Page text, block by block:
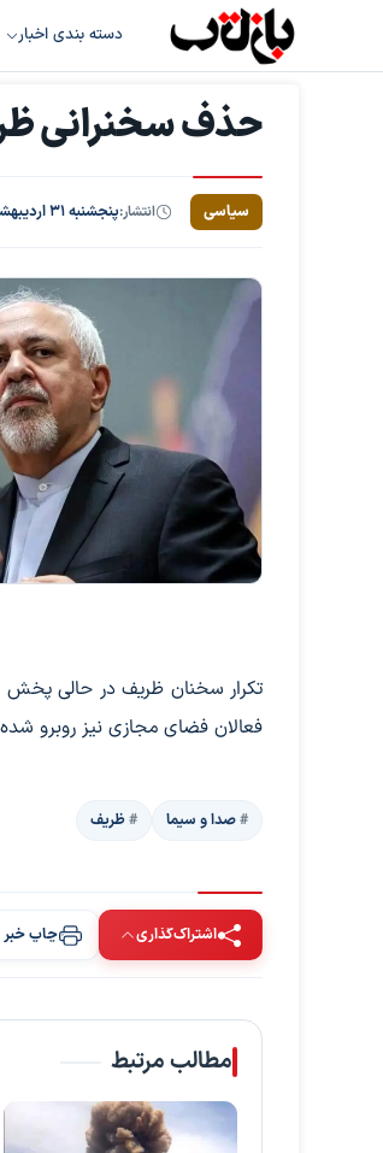
دسته بندی اخبار
حذف سخنرانی
سیاسی انتشار:پنجشنبه ۳۱ اردیبهشت ۱۴۰۵، ساعت ۱۱:۳۲
تکرار سخنان ظریف در حالی پخش
فعالان فضای مجازی نیز روبرو
صدا و سیما ظریف
اشتراک‌گذاری چاپ خبر
مطالب مرتبط